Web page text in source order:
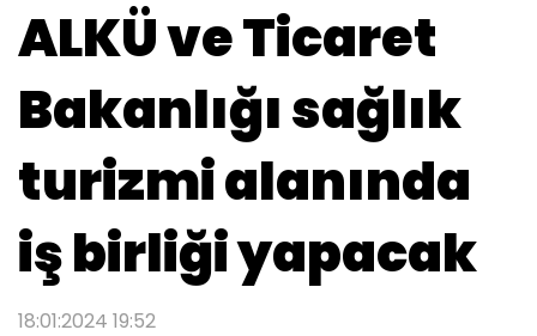
ALKÜ ve Ticaret
Bakanlığı sağlık
turizmi alanında
iş birliği yapacak
18:01:2024 19:52